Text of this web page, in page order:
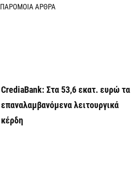
ΠΑΡΟΜΟΙΑ ΑΡΘΡΑ
CrediaBank: Στα 53,6 εκατ. ευρώ τα
επαναλαμβανόμενα λειτουργικά
κέρδη